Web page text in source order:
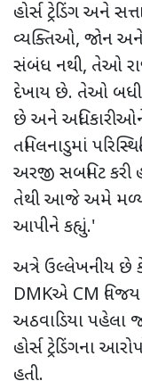
હોર્સ ટ્રેડિંગ અને
વ્યક્તિઓ, જોન અને
સંબંધ નથી, તેઓ
દેખાય છે. તેઓ બધી
છે અને
તમિલનાડુમાં
અરજી સબમિટ કરી
તેથી આજે અમે
આપીને કહ્યું.'
અત્રે ઉલ્લેખનીય છે
DMKએ CM
અઠવાડિયા પહેલા
હોર્સ ટ્રેડિંગના
હતી.